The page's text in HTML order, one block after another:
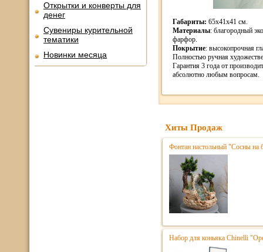
Открытки и конверты для
денег
Сувениры курительной
тематики
Новинки месяца
Габариты: 65х41х41 см.
Материалы: благородный
фарфор.
Покрытие: высокопрочная
Полностью ручная
Гарантия 3 года от
абсолютно любым вопросам.
Хиты Продаж
Фонтан настольный "Сосны на
Набор для коньяка Chinelli